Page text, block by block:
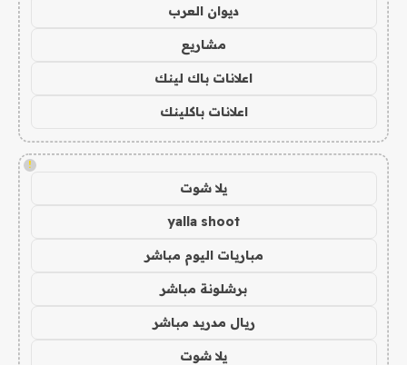
ديوان العرب
مشاريع
اعلانات باك لينك
اعلانات باكلينك
!
يلا شوت
yalla shoot
مباريات اليوم مباشر
برشلونة مباشر
ريال مدريد مباشر
يلا شوت